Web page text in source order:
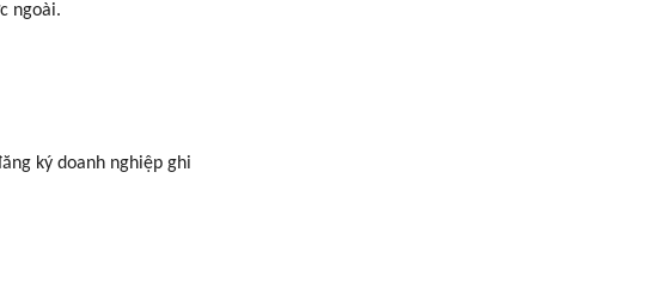
ngoài.
ký doanh nghiệp ghi